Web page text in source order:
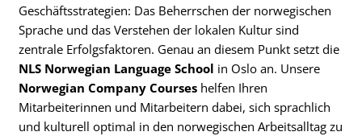
Geschäftsstrategien: Das Beherrschen der norwegischen
Sprache und das Verstehen der lokalen Kultur sind
zentrale Erfolgsfaktoren. Genau an diesem Punkt setzt die
NLS Norwegian Language School in Oslo an. Unsere
Norwegian Company Courses helfen Ihren
Mitarbeiterinnen und Mitarbeitern dabei, sich sprachlich
und kulturell optimal in den norwegischen Arbeitsalltag zu